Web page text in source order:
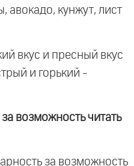
авокадо, кунжут, лист
вкус и пресный вкус
и горький -
возможность читать
за возможность